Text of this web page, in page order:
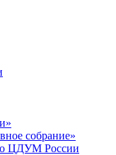
собрание»
о ЦДУМ России